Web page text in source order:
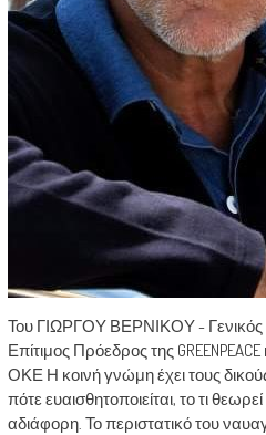
Του ΓΙΩΡΓΟΥ ΒΕΡΝΙΚΟΥ -
Επίτιμος Πρόεδρος της
ΟΚΕ Η κοινή γνώμη έχει τους
πότε ευαισθητοποιείται, το τι
αδιάφορη. Το περιστατικό του